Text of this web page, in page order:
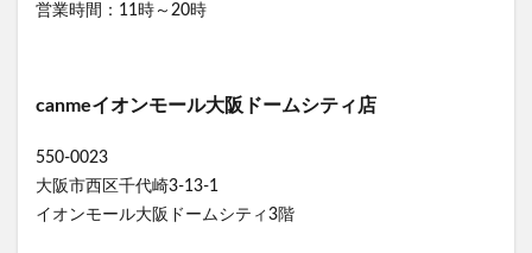
営業時間：11時～20時
canmeイオンモール大阪ドームシティ店
550-0023
大阪市西区千代崎3-13-1
イオンモール大阪ドームシティ3階